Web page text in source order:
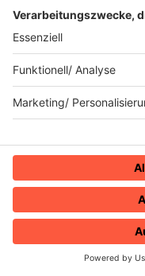
HOME
23.12.2024
USA For
Michael
09.12.2024
Spider
Sperrbezirk